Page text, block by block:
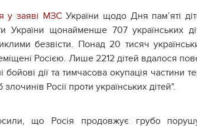
у заяві МЗС України щодо Дня пам’яті
України щонайменше 707 українських
безвісти. Понад 20 тисяч
Росією. Лише 2212 дітей вдалося
бойові дії та тимчасова окупація частини
Росії проти українських дітей".
що Росія продовжує грубо